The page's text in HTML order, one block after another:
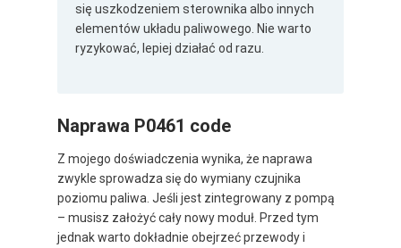
się uszkodzeniem sterownika albo innych
elementów układu paliwowego. Nie warto
ryzykować, lepiej działać od razu.
Naprawa P0461 code
Z mojego doświadczenia wynika, że naprawa
zwykle sprowadza się do wymiany czujnika
poziomu paliwa. Jeśli jest zintegrowany z pompą
– musisz założyć cały nowy moduł. Przed tym
jednak warto dokładnie obejrzeć przewody i